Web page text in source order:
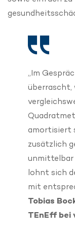
„Im
überrascht,
amortisiert
zusätzlich
unmittelbar
lohnt sich
mit
Tobias
TEnEff